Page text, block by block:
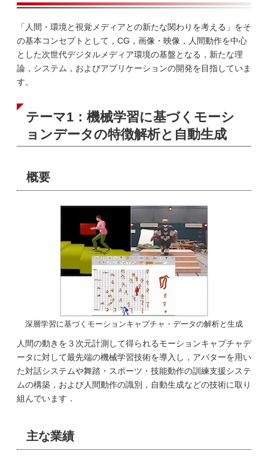
「人間・環境と視覚メディアとの新たな関わりを考える」をそ
の基本コンセプトとして，CG，画像・映像，人間動作を中心
とした次世代デジタルメディア環境の基盤となる，新たな理
論，システム，およびアプリケーションの開発を目指していま
す。
テーマ1：機械学習に基づくモーシ
ョンデータの特徴解析と自動生成
概要
深層学習に基づくモーションキャプチャ・データの解析と生成
人間の動きを３次元計測して得られるモーションキャプチャデ
ータに対して最先端の機械学習技術を導入し，アバターを用い
た対話システムや舞踏・スポーツ・技能動作の訓練支援システ
ムの構築，および人間動作の識別，自動生成などの技術に取り
組んでいます．
主な業績